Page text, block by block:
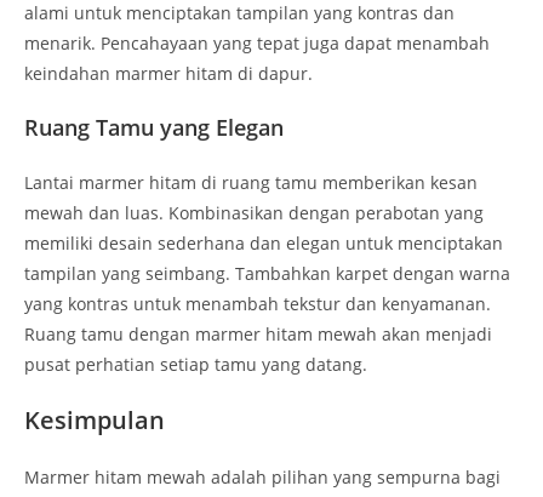
alami untuk menciptakan tampilan yang kontras dan
menarik. Pencahayaan yang tepat juga dapat menambah
keindahan marmer hitam di dapur.
Ruang Tamu yang Elegan
Lantai marmer hitam di ruang tamu memberikan kesan
mewah dan luas. Kombinasikan dengan perabotan yang
memiliki desain sederhana dan elegan untuk menciptakan
tampilan yang seimbang. Tambahkan karpet dengan warna
yang kontras untuk menambah tekstur dan kenyamanan.
Ruang tamu dengan marmer hitam mewah akan menjadi
pusat perhatian setiap tamu yang datang.
Kesimpulan
Marmer hitam mewah adalah pilihan yang sempurna bagi